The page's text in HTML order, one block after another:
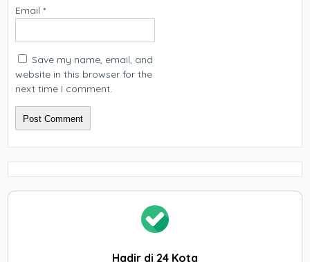
Email*
Save my name, email, and
website in this browser for the
next time I comment.
Hadir di 24 Kota